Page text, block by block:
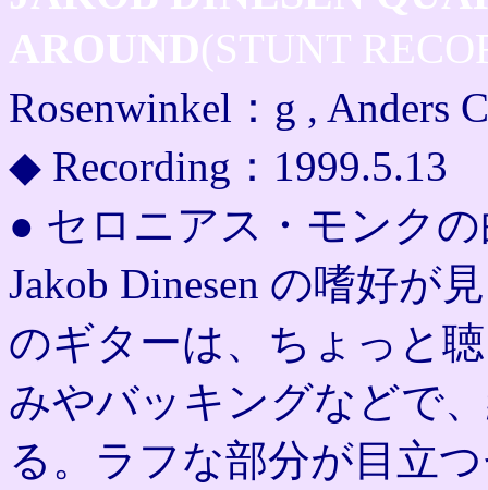
AROUND(STUNT
Rosenwinkel：g , Anders
◆ Recording：1999.5.13
● セロニアス・モンク
Jakob Dinesen の嗜好が
のギターは、ちょっと
みやバッキングなどで
る。ラフな部分が目立